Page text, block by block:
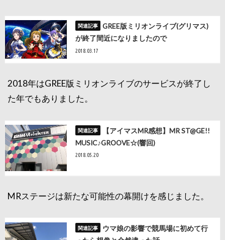
GREE版ミリオンライブ(グリマス)
が終了間近になりましたので
2018.03.17
2018年はGREE版ミリオンライブのサービスが終了し
た年でもありました。
【アイマスMR感想】MR ST@GE!!
MUSIC♪GROOVE☆(響回)
2018.05.20
MRステージは新たな可能性の幕開けを感じました。
ウマ娘の影響で競馬場に初めて行